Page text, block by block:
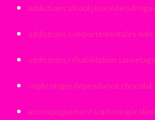
addictions alcool jeux vidéo
addictions comportementales
addictions réhabilitation
sophrologie dépendance chocolat
accompagnement sophrologie